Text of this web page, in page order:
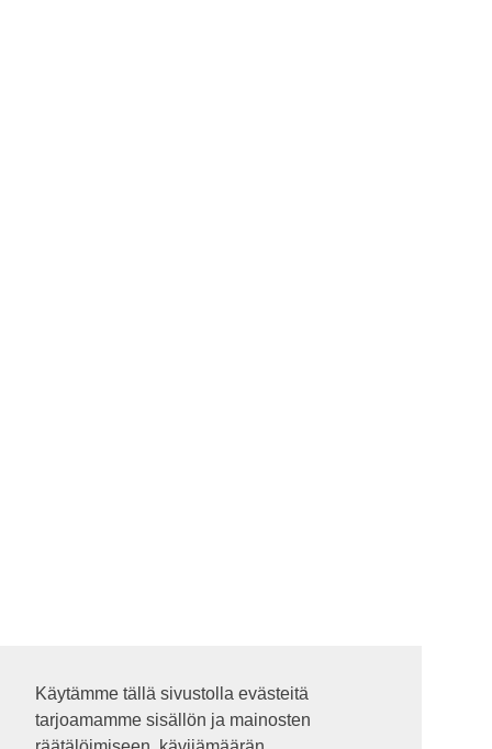
Käytämme tällä sivustolla evästeitä
tarjoamamme sisällön ja mainosten
Käytämme tällä sivustolla evästeitä
tarjoamamme sisällön ja mainosten